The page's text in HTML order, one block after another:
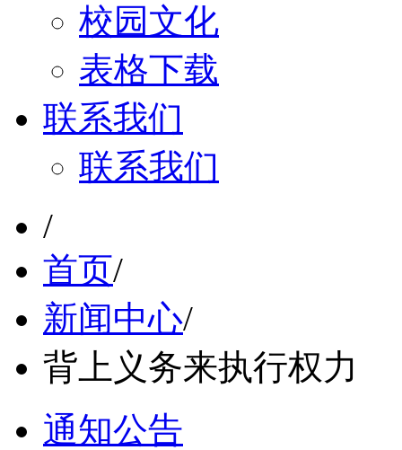
校园文化
表格下载
联系我们
联系我们
/
首页/
新闻中心/
背上义务来执行权力
通知公告